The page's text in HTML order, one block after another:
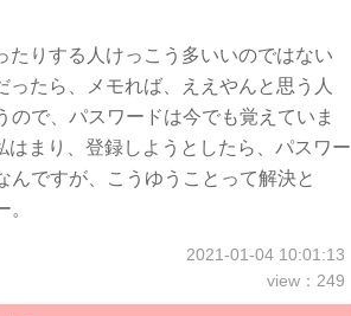
たりする人けっこう多いいのではない
たら、メモれば、ええやんと思う人
で、パスワードは今でも覚えていま
まり、登録しようとしたら、パスワー
んですが、こうゆうことって解決と
2021-01-04 10:01:13
view：249